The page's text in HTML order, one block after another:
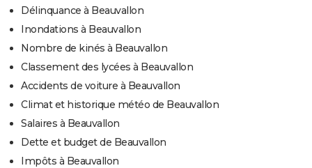
Délinquance à Beauvallon
Inondations à Beauvallon
Nombre de kinés à Beauvallon
Classement des lycées à Beauvallon
Accidents de voiture à Beauvallon
Climat et historique météo de Beauvallon
Salaires à Beauvallon
Dette et budget de Beauvallon
Impôts à Beauvallon